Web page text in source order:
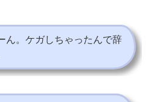
ん。ケガしちゃったんで辞